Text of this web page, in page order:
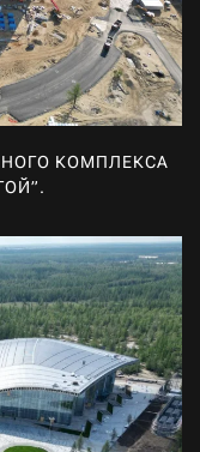
КОМПЛЕКСА